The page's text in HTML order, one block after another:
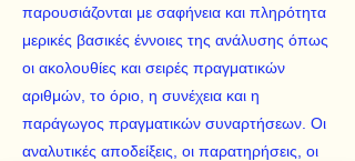
παρουσιάζονται με σαφήνεια και πληρότητα
μερικές βασικές έννοιες της ανάλυσης όπως
οι ακολουθίες και σειρές πραγματικών
αριθμών, το όριο, η συνέχεια και η
παράγωγος πραγματικών συναρτήσεων. Οι
αναλυτικές αποδείξεις, οι παρατηρήσεις, οι